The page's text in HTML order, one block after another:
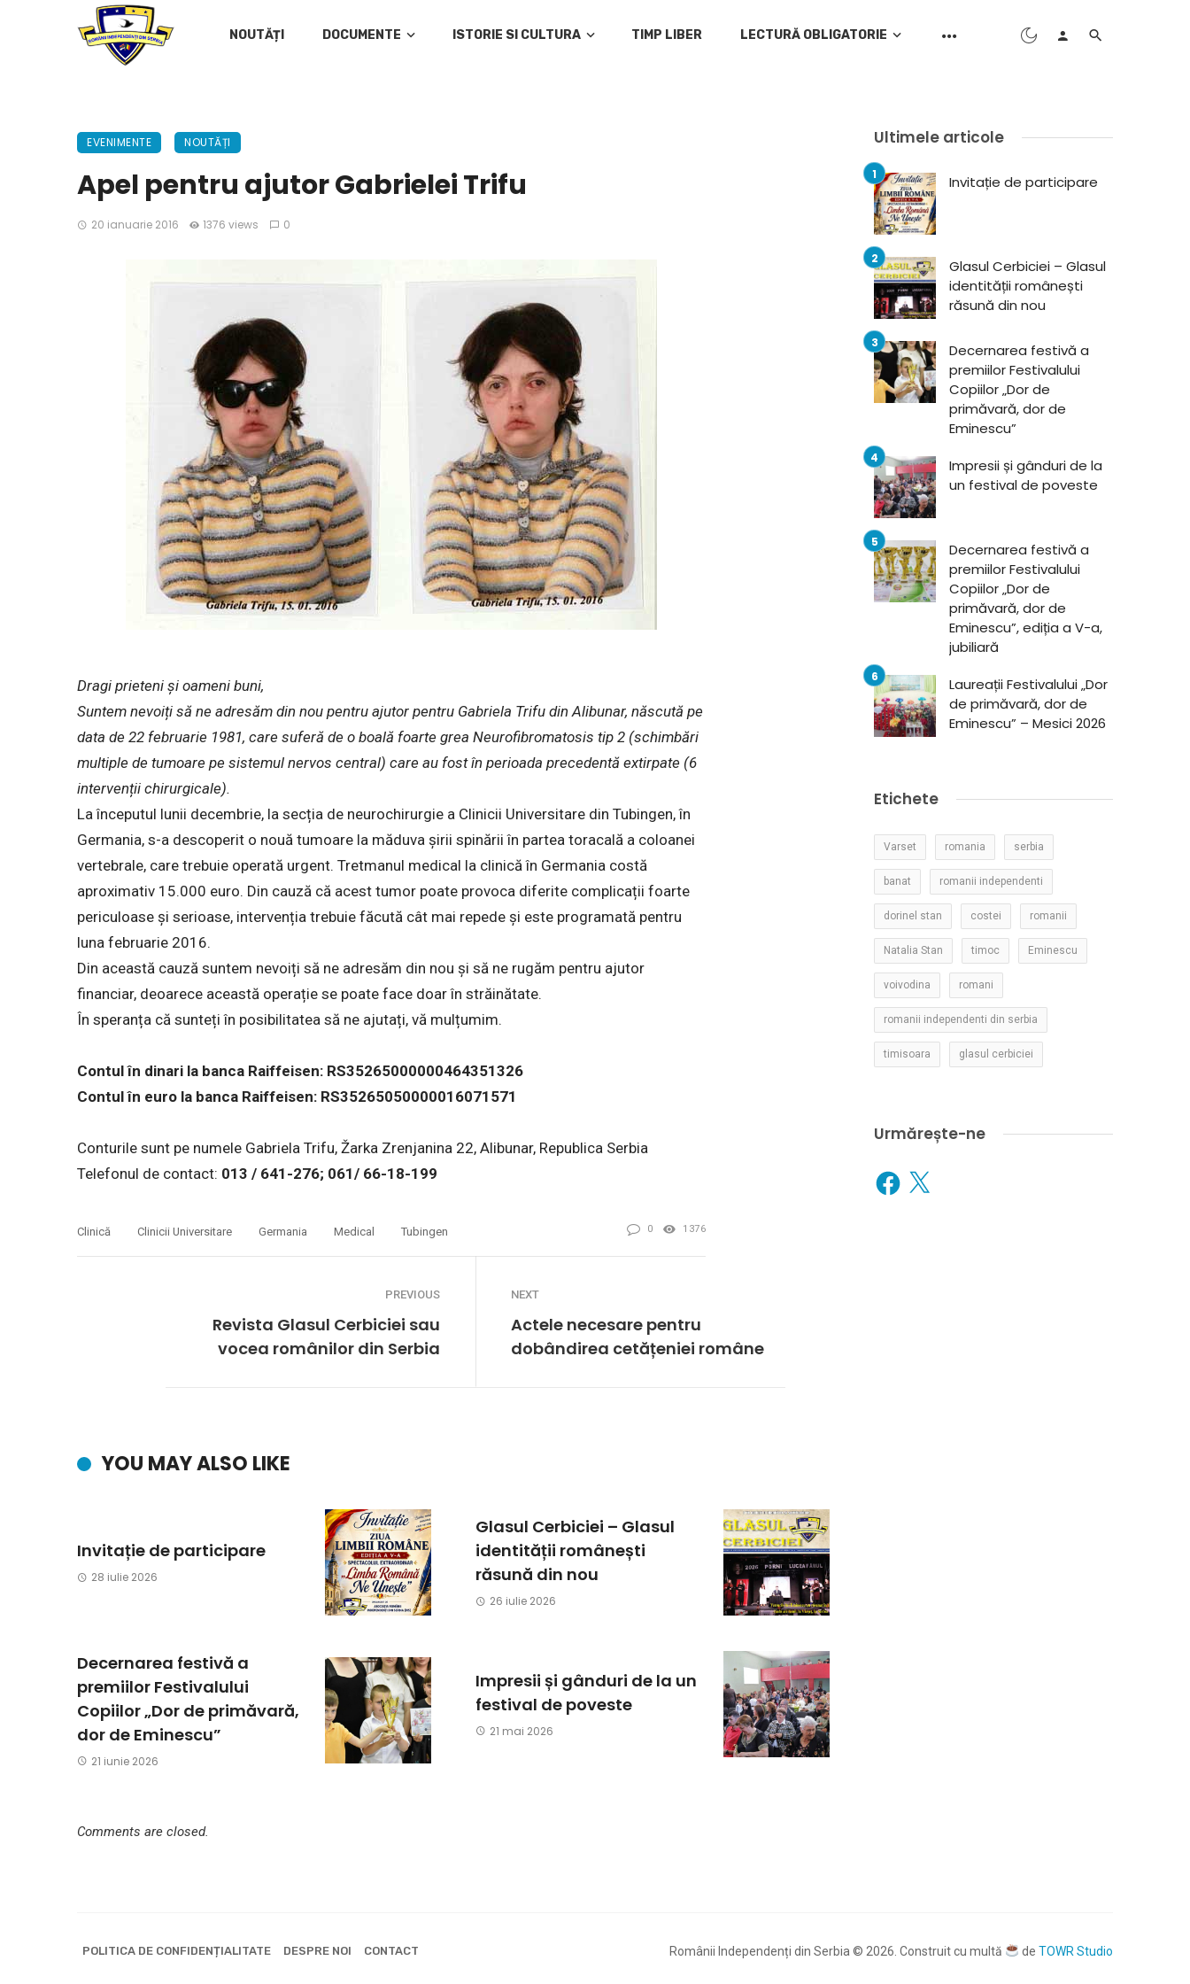
NOUTĂȚI DOCUMENTE ISTORIE SI CULTURA TIMP LIBER LECTURĂ OBLIGATORIE
EVENIMENTE NOUTĂȚI
Apel pentru ajutor Gabrielei Trifu
20 ianuarie 2016 1376 views 0
Dragi prieteni și oameni buni,
Suntem nevoiți să ne adresăm din nou pentru ajutor pentru Gabriela Trifu din Alibunar, născută pe
data de 22 februarie 1981, care suferă de o boală foarte grea Neurofibromatosis tip 2 (schimbări
multiple de tumoare pe sistemul nervos central) care au fost în perioada precedentă extirpate (6
intervenții chirurgicale).
La începutul lunii decembrie, la secția de neurochirurgie a Clinicii Universitare din Tubingen, în
Germania, s-a descoperit o nouă tumoare la măduva șirii spinării în partea toracală a coloanei
vertebrale, care trebuie operată urgent. Tretmanul medical la clinică în Germania costă
aproximativ 15.000 euro. Din cauză că acest tumor poate provoca diferite complicații foarte
periculoase și serioase, intervenția trebuie făcută cât mai repede și este programată pentru
luna februarie 2016.
Din această cauză suntem nevoiți să ne adresăm din nou și să ne rugăm pentru ajutor
financiar, deoarece această operație se poate face doar în străinătate.
În speranța că sunteți în posibilitatea să ne ajutați, vă mulțumim.
Contul în dinari la banca Raiffeisen: RS35265000000464351326
Contul în euro la banca Raiffeisen: RS35265050000016071571
Conturile sunt pe numele Gabriela Trifu, Žarka Zrenjanina 22, Alibunar, Republica Serbia
Telefonul de contact: 013 / 641-276; 061/ 66-18-199
Clinică Clinicii Universitare Germania Medical Tubingen 0 1376
PREVIOUS
Revista Glasul Cerbiciei sau
vocea românilor din Serbia
NEXT
Actele necesare pentru
dobândirea cetățeniei române
YOU MAY ALSO LIKE
Invitație de participare
28 iulie 2026
Glasul Cerbiciei – Glasul
identității românești
răsună din nou
26 iulie 2026
Decernarea festivă a
premiilor Festivalului
Copiilor „Dor de primăvară,
dor de Eminescu”
21 iunie 2026
Impresii și gânduri de la un
festival de poveste
21 mai 2026
Comments are closed.
Ultimele articole
Invitație de participare
Glasul Cerbiciei – Glasul
identității românești
răsună din nou
Decernarea festivă a
premiilor Festivalului
Copiilor „Dor de
primăvară, dor de
Eminescu”
Impresii și gânduri de la
un festival de poveste
Decernarea festivă a
premiilor Festivalului
Copiilor „Dor de
primăvară, dor de
Eminescu”, ediția a V-a,
jubiliară
Laureații Festivalului „Dor
de primăvară, dor de
Eminescu” – Mesici 2026
Etichete
Varset romania serbia
banat romanii independenti
dorinel stan costei romanii
Natalia Stan timoc Eminescu
voivodina romani
romanii independenti din serbia
timisoara glasul cerbiciei
Urmărește-ne
Facebook
X
POLITICA DE CONFIDENȚIALITATE DESPRE NOI CONTACT Românii Independenți din Serbia © 2026. Construit cu multă de TOWR Studio